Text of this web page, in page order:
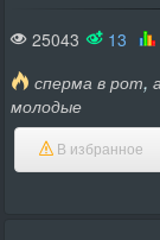
25043 13
сперма в рот,
молодые
В избранное